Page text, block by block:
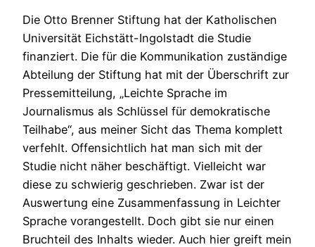
Die Otto Brenner Stiftung hat der Katholischen
Universität Eichstätt-Ingolstadt die Studie
finanziert. Die für die Kommunikation zuständige
Abteilung der Stiftung hat mit der Überschrift zur
Pressemitteilung, „Leichte Sprache im
Journalismus als Schlüssel für demokratische
Teilhabe“, aus meiner Sicht das Thema komplett
verfehlt. Offensichtlich hat man sich mit der
Studie nicht näher beschäftigt. Vielleicht war
diese zu schwierig geschrieben. Zwar ist der
Auswertung eine Zusammenfassung in Leichter
Sprache vorangestellt. Doch gibt sie nur einen
Bruchteil des Inhalts wieder. Auch hier greift mein